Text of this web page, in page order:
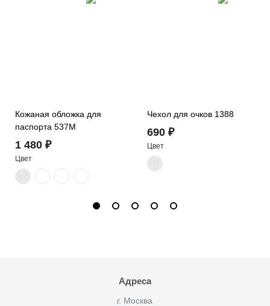
Кожаная обложка для
паспорта 537M
1 480 ₽
Цвет
Чехол для очков 1388
690 ₽
Цвет
Адреса
г. Москва